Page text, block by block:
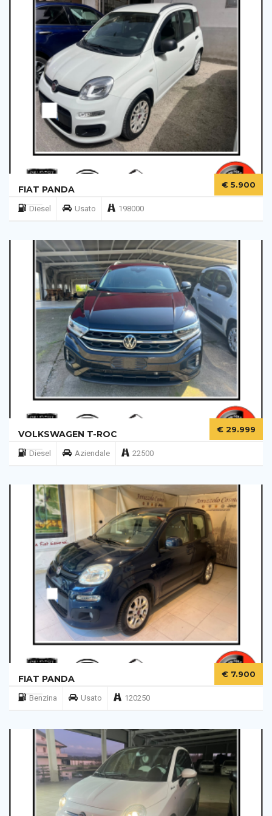
FIAT PANDA € 5.900
Diesel Usato 198000
VOLKSWAGEN T-ROC € 29.999
Diesel Aziendale 22500
FIAT PANDA € 7.900
Benzina Usato 120250